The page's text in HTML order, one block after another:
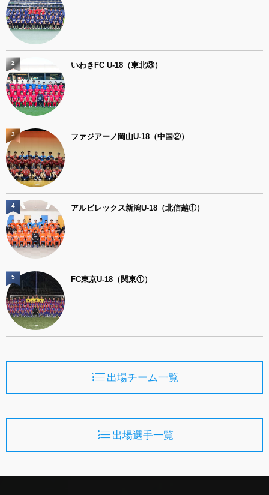
いわきFC U-18（東北③）
2
ファジアーノ岡山U-18（中国②）
3
アルビレックス新潟U-18（北信越①）
4
FC東京U-18（関東①）
5
出場チーム一覧
出場選手一覧